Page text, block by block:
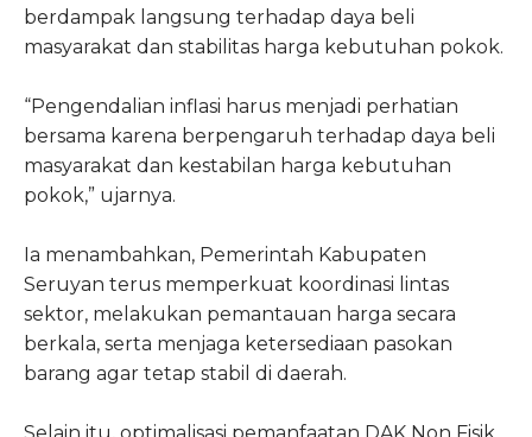
berdampak langsung terhadap daya beli
masyarakat dan stabilitas harga kebutuhan pokok.
“Pengendalian inflasi harus menjadi perhatian
bersama karena berpengaruh terhadap daya beli
masyarakat dan kestabilan harga kebutuhan
pokok,” ujarnya.
Ia menambahkan, Pemerintah Kabupaten
Seruyan terus memperkuat koordinasi lintas
sektor, melakukan pemantauan harga secara
berkala, serta menjaga ketersediaan pasokan
barang agar tetap stabil di daerah.
Selain itu, optimalisasi pemanfaatan DAK Non Fisik